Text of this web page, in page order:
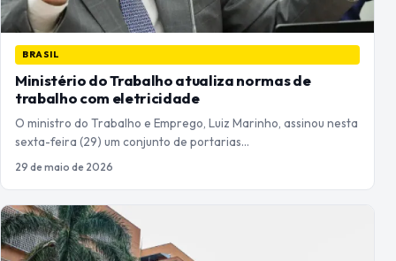
BRASIL
Ministério do Trabalho atualiza normas de
trabalho com eletricidade
O ministro do Trabalho e Emprego, Luiz Marinho, assinou nesta
sexta-feira (29) um conjunto de portarias…
29 de maio de 2026